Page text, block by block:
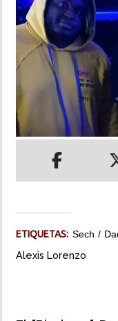
DEPORTES
MUNDO
INSÓLITAS
MULTIMEDIA
IMPRESO
ETIQUETAS: Sech
Alexis Lorenzo